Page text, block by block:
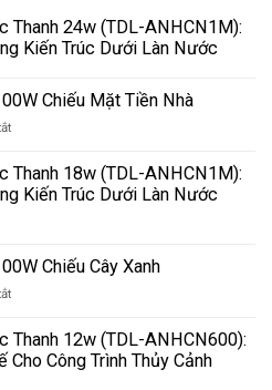
Thanh 24w (TDL-ANHCN1M):
Kiến Trúc Dưới Làn Nước
Chiếu Mặt Tiền Nhà
ở
Pha
Module
100W
Tiền
Thanh 18w (TDL-ANHCN1M):
Kiến Trúc Dưới Làn Nước
Chiếu Cây Xanh
ở
Pha
Module
100W
Thanh 12w (TDL-ANHCN600):
Cho Công Trình Thủy Cảnh